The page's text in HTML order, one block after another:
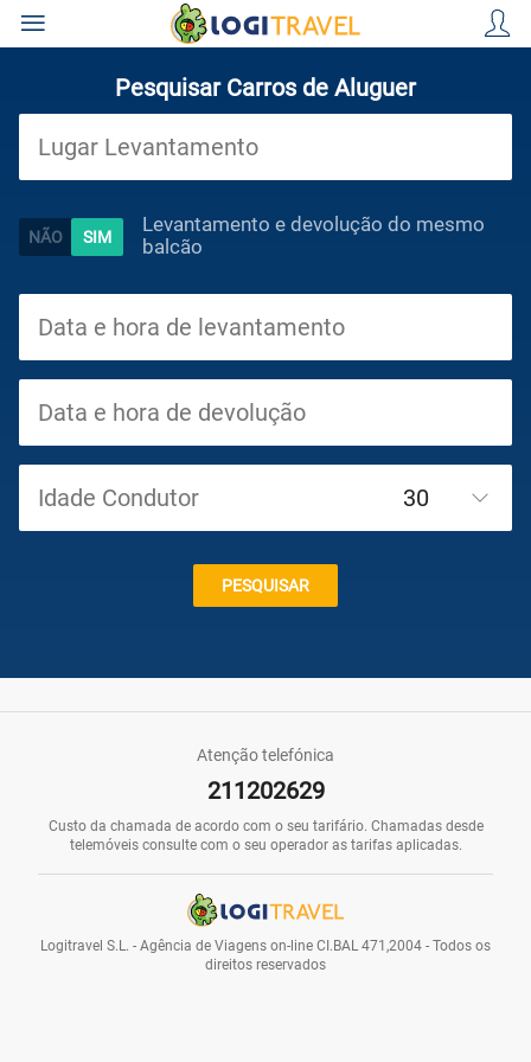
Viagens
Cruzeiros
Circuitos
Praias
Pesquisar Carros de Aluguer
Levantamento e devolução do mesmo
balcão
Idade Condutor
PESQUISAR
Atenção telefónica
211202629
Custo da chamada de acordo com o seu tarifário. Chamadas desde
telemóveis consulte com o seu operador as tarifas aplicadas.
Logitravel S.L. - Agência de Viagens on-line CI.BAL 471,2004 - Todos os
direitos reservados